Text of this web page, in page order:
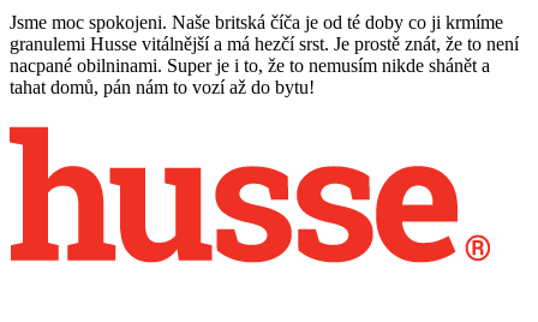
Jsme moc spokojeni. Naše britská číča je od té doby co ji krmíme
granulemi Husse vitálnější a má hezčí srst. Je prostě znát, že to není
nacpané obilninami. Super je i to, že to nemusím nikde shánět a
tahat domů, pán nám to vozí až do bytu!